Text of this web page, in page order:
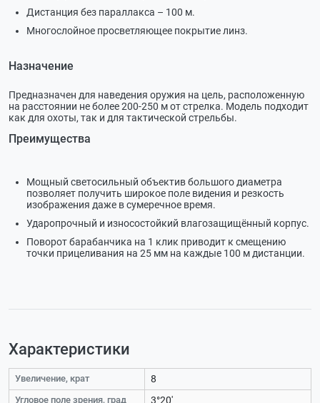
Дистанция без параллакса – 100 м.
Многослойное просветляющее покрытие линз.
Назначение
Предназначен для наведения оружия на цель, расположенную
на расстоянии не более 200-250 м от стрелка. Модель подходит
как для охоты, так и для тактической стрельбы.
Преимущества
Мощный светосильный объектив большого диаметра
позволяет получить широкое поле видения и резкость
изображения даже в сумеречное время.
Ударопрочный и износостойкий влагозащищённый корпус.
Поворот барабанчика на 1 клик приводит к смещению
точки прицеливания на 25 мм на каждые 100 м дистанции.
Характеристики
Увеличение, крат 8
Угловое поле зрения, град 3°20'